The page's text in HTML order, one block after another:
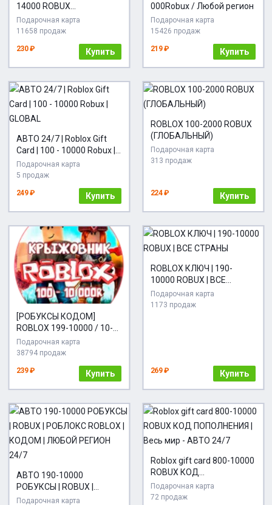
14000 ROBUX
(Глобальный)
Подарочная карта
11658 продаж
230 ₽ Купить
000Robux / Любой регион
Подарочная карта
15426 продаж
219 ₽ Купить
АВТО 24/7 | Roblox Gift
Card | 100 - 10000 Robux |
GLOBAL
Подарочная карта
5 продаж
249 ₽ Купить
ROBLOX 100-2000 ROBUX
(ГЛОБАЛЬНЫЙ)
Подарочная карта
313 продаж
224 ₽ Купить
[РОБУКСЫ КОДОМ]
ROBLOX 199-10000 / 10-
50$ ROBUX РОБЛОКС
Подарочная карта
38794 продаж
239 ₽ Купить
ROBLOX КЛЮЧ | 190-
10000 ROBUX | ВСЕ
СТРАНЫ
Подарочная карта
1173 продаж
269 ₽ Купить
АВТО 190-10000
РОБУКСЫ | ROBUX |
РОБЛОКС ROBLOX |
Подарочная карта
Roblox gift card 800-10000
ROBUX КОД
ПОПОЛНЕНИЯ | Весь мир -
АВТО 24/7
Подарочная карта
72 продаж